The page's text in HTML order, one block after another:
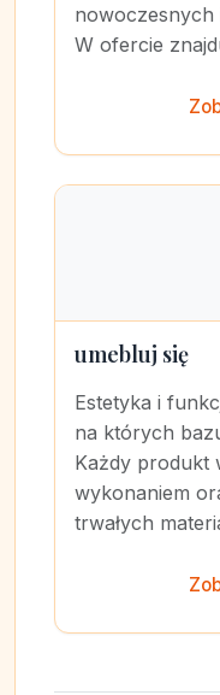
nowoczesnych
W ofercie
umebluj się
Estetyka i
na których
Każdy produkt
wykonaniem
trwałych